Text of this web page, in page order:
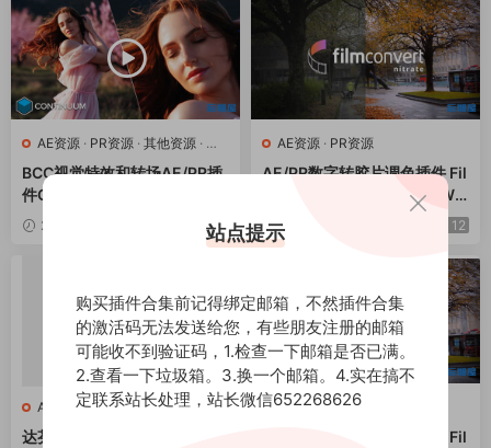
AE资源 · PR资源 · 其他资源 · 达
芬奇资源
BCC视觉特效和转场AE/PR插
件Continuum 2024 v17.0.2
CE Win一键安装版
2023-12-28 12
AE资源 · PR资源
AE/PR数字转胶片调色插件 Fil
mConvert Nitrate v3.44 Win
2023-12-14 12
AE资源·PR资源· 达芬奇预设
达芬奇预设-2250个时尚排版
AE资源·PR资源
AE/PR数字转胶片调色插件 Fil
站点提示
购买插件合集前记得绑定邮箱，不然插件合集
的激活码无法发送给您，有些朋友注册的邮箱
可能收不到验证码，1.检查一下邮箱是否已满。
2.查看一下垃圾箱。3.换一个邮箱。4.实在搞不
定联系站长处理，站长微信652268626